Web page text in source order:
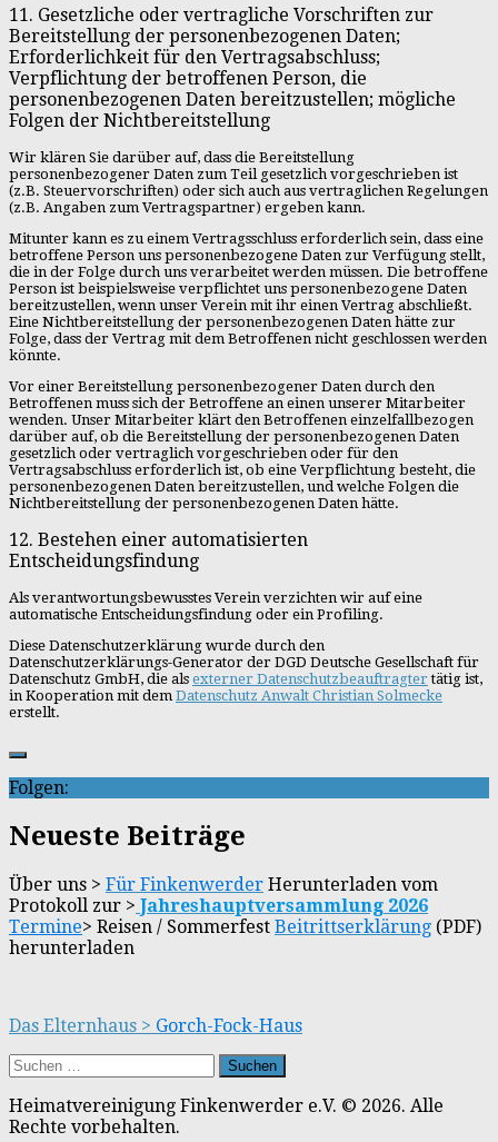
11. Gesetzliche oder vertragliche Vorschriften zur
Bereitstellung der personenbezogenen Daten;
Erforderlichkeit für den Vertragsabschluss;
Verpflichtung der betroffenen Person, die
personenbezogenen Daten bereitzustellen; mögliche
Folgen der Nichtbereitstellung
Wir klären Sie darüber auf, dass die Bereitstellung
personenbezogener Daten zum Teil gesetzlich vorgeschrieben ist
(z.B. Steuervorschriften) oder sich auch aus vertraglichen Regelungen
(z.B. Angaben zum Vertragspartner) ergeben kann.
Mitunter kann es zu einem Vertragsschluss erforderlich sein, dass eine
betroffene Person uns personenbezogene Daten zur Verfügung stellt,
die in der Folge durch uns verarbeitet werden müssen. Die betroffene
Person ist beispielsweise verpflichtet uns personenbezogene Daten
bereitzustellen, wenn unser Verein mit ihr einen Vertrag abschließt.
Eine Nichtbereitstellung der personenbezogenen Daten hätte zur
Folge, dass der Vertrag mit dem Betroffenen nicht geschlossen werden
könnte.
Vor einer Bereitstellung personenbezogener Daten durch den
Betroffenen muss sich der Betroffene an einen unserer Mitarbeiter
wenden. Unser Mitarbeiter klärt den Betroffenen einzelfallbezogen
darüber auf, ob die Bereitstellung der personenbezogenen Daten
gesetzlich oder vertraglich vorgeschrieben oder für den
Vertragsabschluss erforderlich ist, ob eine Verpflichtung besteht, die
personenbezogenen Daten bereitzustellen, und welche Folgen die
Nichtbereitstellung der personenbezogenen Daten hätte.
12. Bestehen einer automatisierten
Entscheidungsfindung
Als verantwortungsbewusstes Verein verzichten wir auf eine
automatische Entscheidungsfindung oder ein Profiling.
Diese Datenschutzerklärung wurde durch den
Datenschutzerklärungs-Generator der DGD Deutsche Gesellschaft für
Datenschutz GmbH, die als externer Datenschutzbeauftragtertätig ist,
in Kooperation mit dem Datenschutz Anwalt Christian Solmecke
erstellt.
Folgen:
Neueste Beiträge
Über uns > Für Finkenwerder Herunterladen vom
Protokoll zur > Jahreshauptversammlung 2026
Termine> Reisen / Sommerfest Beitrittserklärung (PDF)
herunterladen
Das Elternhaus > Gorch-Fock-Haus
Suchen
nach:
Heimatvereinigung Finkenwerder e.V. © 2026. Alle
Rechte vorbehalten.